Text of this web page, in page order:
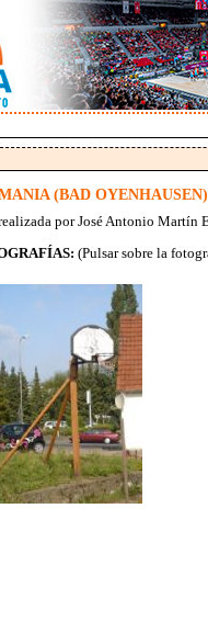
(BAD OYENHAUSEN)
por José Antonio Martín
(Pulsar sobre la